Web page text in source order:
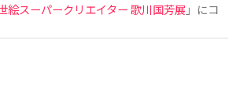
絵スーパークリエイター 歌川国芳展 」にコ